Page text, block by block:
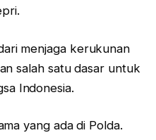
menjaga kerukunan
salah satu dasar untuk
Indonesia.
yang ada di Polda.